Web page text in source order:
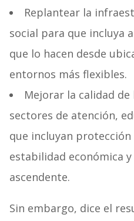
Replantear la
social para que incluya
que lo hacen desde
entornos más flexibles.
Mejorar la calidad
sectores de atención,
que incluyan
estabilidad económica
ascendente.
Sin embargo, dice el